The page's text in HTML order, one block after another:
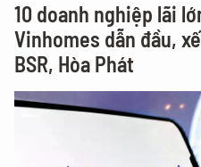
10 doanh nghiệp lãi
Vinhomes dẫn đầu,
BSR, Hòa Phát